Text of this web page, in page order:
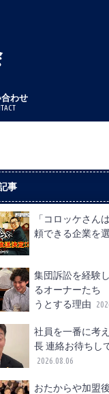
わせ
事
「コロッケさん
頼できる企業を
集団訴訟を経験
るオーナーたち
うとする理由
社員を一番に考
長 連絡お待ちし
2026.08.06
おたからや加盟